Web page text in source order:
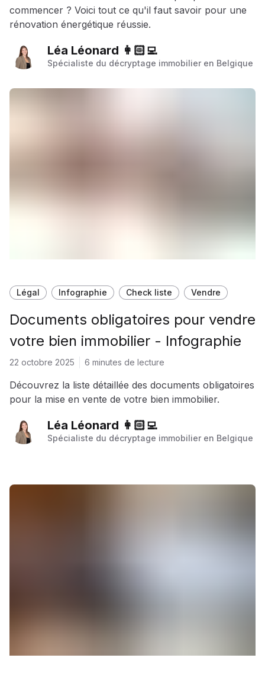
commencer ? Voici tout ce qu'il faut savoir pour une
rénovation énergétique réussie.
Léa Léonard 👩🏻‍💻
Spécialiste du décryptage immobilier en Belgique
Légal Infographie Check liste Vendre
Documents obligatoires pour vendre
votre bien immobilier - Infographie
22 octobre 2025 6 minutes de lecture
Découvrez la liste détaillée des documents obligatoires
pour la mise en vente de votre bien immobilier.
Léa Léonard 👩🏻‍💻
Spécialiste du décryptage immobilier en Belgique